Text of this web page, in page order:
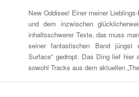
New Oddisee! Einer meiner
und dem inzwischen
inhaltsschwerer Texte, das muss
seiner fantastischen Band jüngst
Surface“ gedropt. Das Ding lief hier
sowohl Tracks aus dem aktuellen